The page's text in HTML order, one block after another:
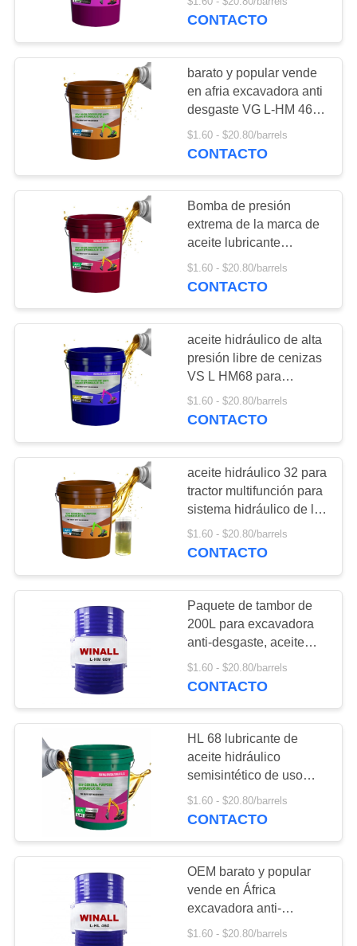
SOLICITAR
UNA
COTIZACIÓN
PRIVACY
POLICY
Aceite para
motocicletas
16
Aceite de motor
diésel
Grasa de litio EP
103
llevar la grasa
52
líquido de freno
CONTACTO
barato y popular vende
en afria excavadora anti
desgaste VG L-HM 46
aceite hidráulico
$1.60 - $20.80/barrels
CONTACTO
Bomba de presión
extrema de la marca de
aceite lubricante
WINALL con aceite
hidráulico L-HM46
$1.60 - $20.80/barrels
CONTACTO
aceite hidráulico de alta
presión libre de cenizas
VS L HM68 para
máquina de moldeo por
inyección
$1.60 - $20.80/barrels
CONTACTO
aceite hidráulico 32 para
tractor multifunción para
sistema hidráulico de la
máquina
$1.60 - $20.80/barrels
CONTACTO
Paquete de tambor de
200L para excavadora
anti-desgaste, aceite
hidráulico para carretilla
elevadora 32 46 68 100
$1.60 - $20.80/barrels
CONTACTO
HL 68 lubricante de
aceite hidráulico
semisintético de uso
general
$1.60 - $20.80/barrels
CONTACTO
OEM barato y popular
vende en África
excavadora anti-
desgaste L-HL 46 aceite
$1.60 - $20.80/barrels